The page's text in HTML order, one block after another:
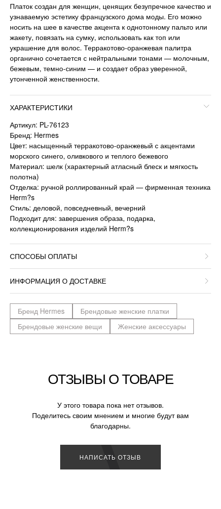
Платок создан для женщин, ценящих безупречное качество и
узнаваемую эстетику французского дома моды. Его можно
носить на шее в качестве акцента к однотонному пальто или
жакету, повязать на сумку, использовать как топ или
украшение для волос. Терракотово-оранжевая палитра
органично сочетается с нейтральными тонами — молочным,
бежевым, темно-синим — и создает образ уверенной,
утонченной женственности.
ХАРАКТЕРИСТИКИ
Артикул: PL-76123
Бренд: Hermes
Цвет: насыщенный терракотово-оранжевый с акцентами
морского синего, оливкового и теплого бежевого
Материал: шелк (характерный атласный блеск и мягкость
полотна)
Отделка: ручной роллированный край — фирменная техника
Herm?s
Стиль: деловой, повседневный, вечерний
Подходит для: завершения образа, подарка,
коллекционирования изделий Herm?s
СПОСОБЫ ОПЛАТЫ
ИНФОРМАЦИЯ О ДОСТАВКЕ
Бренд Hermes
Брендовые женские платки
Брендовые женские вещи
Женские аксессуары
ОТЗЫВЫ О ТОВАРЕ
У этого товара пока нет отзывов.
Поделитесь своим мнением и многие будут вам
благодарны.
НАПИСАТЬ ОТЗЫВ